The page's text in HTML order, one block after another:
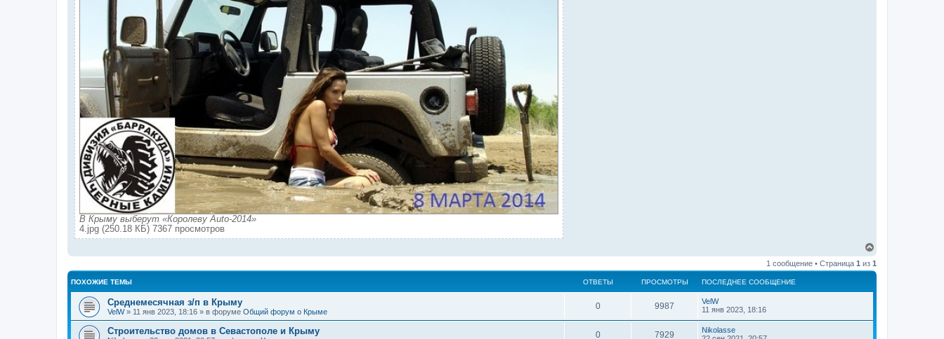
В Крыму выберут «Королеву Auto-2014»
4.jpg (250.18 КБ) 7367 просмотров
р
н
1 сообщение • Страница 1 из 1
ПОХОЖИЕ ТЕМЫ ОТВЕТЫ ПРОСМОТРЫ ПОСЛЕДНЕЕ СООБЩЕНИЕ
Среднемесячная з/п в Крыму
VelW» 11 янв 2023, 18:16 » в форуме Общий форум о Крыме
0 9987
VelW
11 янв 2023, 18:16
Строительство домов в Севастополе и Крыму 0 7929
Nikolasse